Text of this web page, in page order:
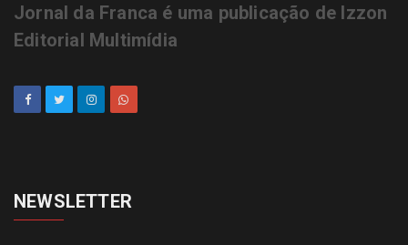
Jornal da Franca é uma publicação de Izzon
Editorial Multimídia
NEWSLETTER